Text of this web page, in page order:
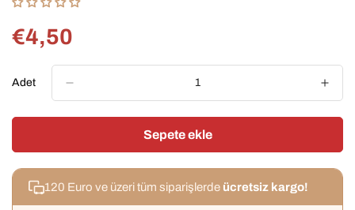
Normal
€4,50
Adet
Sepete ekle
120 Euro ve üzeri tüm siparişlerde ücretsiz kargo!